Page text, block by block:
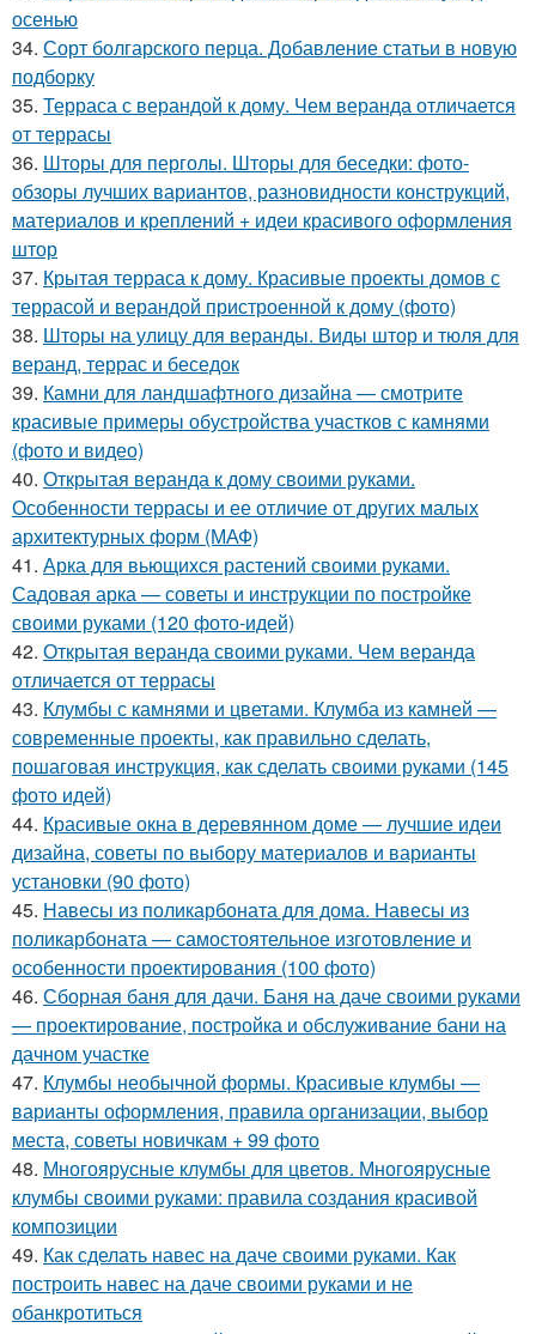
осенью
34. Сорт болгарского перца. Добавление статьи в новую
подборку
35. Терраса с верандой к дому. Чем веранда отличается
от террасы
36. Шторы для перголы. Шторы для беседки: фото-
обзоры лучших вариантов, разновидности конструкций,
материалов и креплений + идеи красивого оформления
штор
37. Крытая терраса к дому. Красивые проекты домов с
террасой и верандой пристроенной к дому (фото)
38. Шторы на улицу для веранды. Виды штор и тюля для
веранд, террас и беседок
39. Камни для ландшафтного дизайна — смотрите
красивые примеры обустройства участков с камнями
(фото и видео)
40. Открытая веранда к дому своими руками.
Особенности террасы и ее отличие от других малых
архитектурных форм (МАФ)
41. Арка для вьющихся растений своими руками.
Садовая арка — советы и инструкции по постройке
своими руками (120 фото-идей)
42. Открытая веранда своими руками. Чем веранда
отличается от террасы
43. Клумбы с камнями и цветами. Клумба из камней —
современные проекты, как правильно сделать,
пошаговая инструкция, как сделать своими руками (145
фото идей)
44. Красивые окна в деревянном доме — лучшие идеи
дизайна, советы по выбору материалов и варианты
установки (90 фото)
45. Навесы из поликарбоната для дома. Навесы из
поликарбоната — самостоятельное изготовление и
особенности проектирования (100 фото)
46. Сборная баня для дачи. Баня на даче своими руками
— проектирование, постройка и обслуживание бани на
дачном участке
47. Клумбы необычной формы. Красивые клумбы —
варианты оформления, правила организации, выбор
места, советы новичкам + 99 фото
48. Многоярусные клумбы для цветов. Многоярусные
клумбы своими руками: правила создания красивой
композиции
49. Как сделать навес на даче своими руками. Как
построить навес на даче своими руками и не
обанкротиться